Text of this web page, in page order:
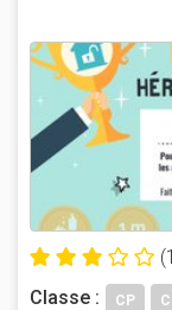
Classe :
CP